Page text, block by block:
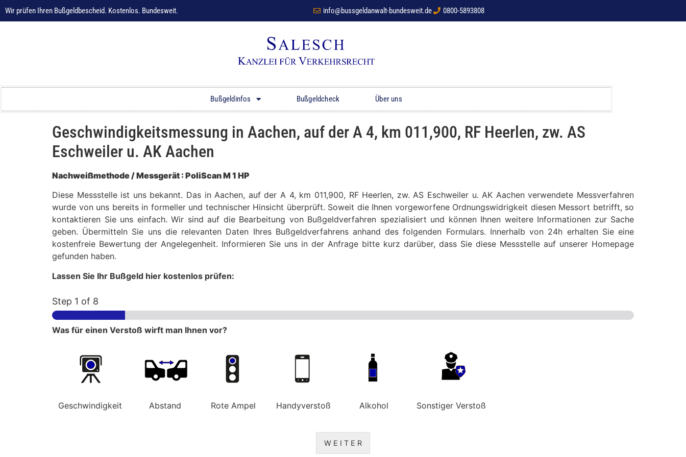
Wir prüfen Ihren Bußgeldbescheid. Kostenlos. Bundesweit. info@bussgeldanwalt-bundesweit.de 0800-5893808
Bußgeldinfos Bußgeldcheck Über uns
Geschwindigkeitsmessung in Aachen, auf der A 4, km 011,900, RF Heerlen, zw. AS
Eschweiler u. AK Aachen
Nachweißmethode / Messgerät : PoliScan M 1 HP
Diese Messstelle ist uns bekannt. Das in Aachen, auf der A 4, km 011,900, RF Heerlen, zw. AS Eschweiler u. AK Aachen verwendete Messverfahren
wurde von uns bereits in formeller und technischer Hinsicht überprüft. Soweit die Ihnen vorgeworfene Ordnungswidrigkeit diesen Messort betrifft, so
kontaktieren Sie uns einfach. Wir sind auf die Bearbeitung von Bußgeldverfahren spezialisiert und können Ihnen weitere Informationen zur Sache
geben. Übermitteln Sie uns die relevanten Daten Ihres Bußgeldverfahrens anhand des folgenden Formulars. Innerhalb von 24h erhalten Sie eine
kostenfreie Bewertung der Angelegenheit. Informieren Sie uns in der Anfrage bitte kurz darüber, dass Sie diese Messstelle auf unserer Homepage
gefunden haben.
Lassen Sie Ihr Bußgeld hier kostenlos prüfen:
Step 1 of 8
Was für einen Verstoß wirft man Ihnen vor?
Geschwindigkeit Abstand Rote Ampel Handyverstoß Alkohol Sonstiger Verstoß
W E I T E R